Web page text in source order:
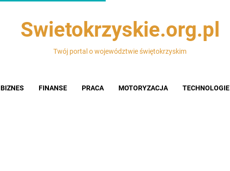
Swietokrzyskie.org.pl
Twój portal o województwie świętokrzyskim
BIZNES FINANSE PRACA MOTORYZACJA TECHNOLOGIE